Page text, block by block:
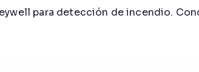
para detección de incendio.